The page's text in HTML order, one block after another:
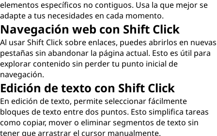
elementos específicos no contiguos. Usa la que mejor se
adapte a tus necesidades en cada momento.
Navegación web con Shift Click
Al usar Shift Click sobre enlaces, puedes abrirlos en nuevas
pestañas sin abandonar la página actual. Esto es útil para
explorar contenido sin perder tu punto inicial de
navegación.
Edición de texto con Shift Click
En edición de texto, permite seleccionar fácilmente
bloques de texto entre dos puntos. Esto simplifica tareas
como copiar, mover o eliminar segmentos de texto sin
tener que arrastrar el cursor manualmente.